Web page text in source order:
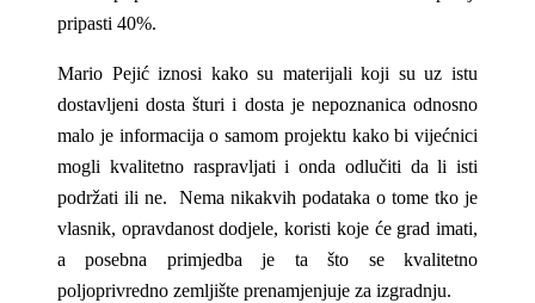
pripasti 40%.
Mario Pejić iznosi kako su materijali koji su uz istu
dostavljeni dosta šturi i dosta je nepoznanica odnosno
malo je informacija o samom projektu kako bi vijećnici
mogli kvalitetno raspravljati i onda odlučiti da li isti
podržati ili ne. Nema nikakvih podataka o tome tko je
vlasnik, opravdanost dodjele, koristi koje će grad imati,
a posebna primjedba je ta što se kvalitetno
poljoprivredno zemljište prenamjenjuje za izgradnju.